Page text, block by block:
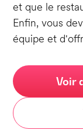
et que le
Enfin, vous
équipe et
Voir